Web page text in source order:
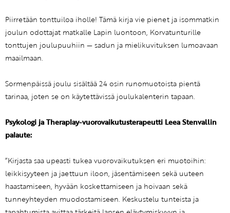
Piirretään tonttuiloa iholle! Tämä kirja vie pienet ja isommatkin
joulun odottajat matkalle Lapin luontoon, Korvatunturille
tonttujen joulupuuhiin — sadun ja mielikuvituksen lumoavaan
maailmaan.
Sormenpäissä joulu sisältää 24 osin runomuotoista pientä
tarinaa, joten se on käytettävissä joulukalenterin tapaan.
Psykologi ja Theraplay-vuorovaikutusterapeutti Leea Stenvallin
palaute:
”Kirjasta saa upeasti tukea vuorovaikutuksen eri muotoihin:
leikkisyyteen ja jaettuun iloon, jäsentämiseen sekä uuteen
haastamiseen, hyvään koskettamiseen ja hoivaan sekä
tunneyhteyden muodostamiseen. Keskustelu tunteista ja